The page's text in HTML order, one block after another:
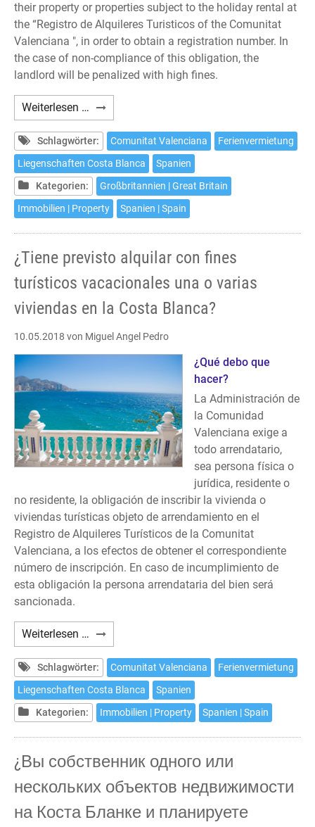
their property or properties subject to the holiday rental at
the “Registro de Alquileres Turisticos of the Comunitat
Valenciana ", in order to obtain a registration number. In
the case of non-compliance of this obligation, the
landlord will be penalized with high fines.
Weiterlesen … Are
you
interested
in
renting
one
or
your
properties
at
the
Blanca
vacation
purposes?
Schlagwörter: Comunitat Valenciana
Ferienvermietung
Liegenschaften Costa Blanca
Spanien
Kategorien:
Großbritannien | Great Britain
Immobilien | Property
Spanien | Spain
¿Tiene previsto alquilar con fines
turísticos vacacionales una o varias
viviendas en la Costa Blanca?
10.05.2018 von Miguel Angel Pedro
¿Qué debo que
hacer?
La Administración de
la Comunidad
Valenciana exige a
todo arrendatario,
sea persona física o
jurídica, residente o
no residente, la obligación de inscribir la vivienda o
viviendas turísticas objeto de arrendamiento en el
Registro de Alquileres Turísticos de la Comunitat
Valenciana, a los efectos de obtener el correspondiente
número de inscripción. En caso de incumplimiento de
esta obligación la persona arrendataria del bien será
sancionada.
Weiterlesen … ¿Tiene
previsto
alquilar
con
fines
turísticos
vacacionales
o
varias
en
Schlagwörter: Comunitat Valenciana
Ferienvermietung
Liegenschaften Costa Blanca
Spanien
Kategorien:
Immobilien | Property Spanien | Spain
¿Вы собственник одного или
нескольких объектов недвижимости
на Коста Бланке и планируете